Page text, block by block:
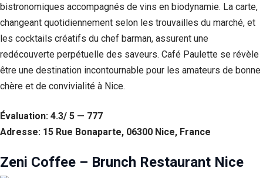
bistronomiques accompagnés de vins en biodynamie. La carte,
changeant quotidiennement selon les trouvailles du marché, et
les cocktails créatifs du chef barman, assurent une
redécouverte perpétuelle des saveurs. Café Paulette se révèle
être une destination incontournable pour les amateurs de bonne
chère et de convivialité à Nice.
Évaluation: 4.3/ 5 — 777
Adresse: 15 Rue Bonaparte, 06300 Nice, France
Zeni Coffee – Brunch Restaurant Nice